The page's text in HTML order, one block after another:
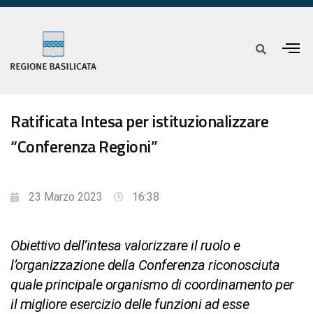
Ratificata Intesa per istituzionalizzare
“Conferenza Regioni”
23 Marzo 2023 16:38
Obiettivo dell’intesa valorizzare il ruolo e
l’organizzazione della Conferenza riconosciuta
quale principale organismo di coordinamento per
il migliore esercizio delle funzioni ad esse